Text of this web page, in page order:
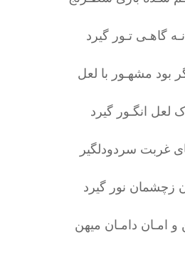
گاهـی تـور گیرد
بود مشهـور با لعل
لعل انگـور گیرد
غربت سردودلگیر
زچشمان نور گیرد
و امـان دامـان میهن